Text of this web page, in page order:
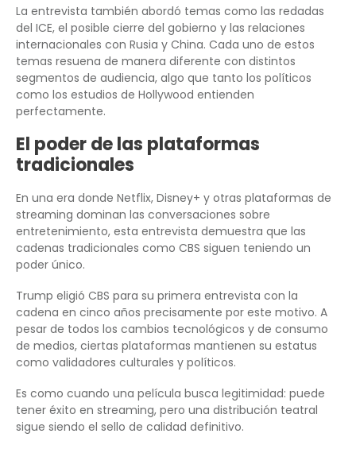
La entrevista también abordó temas como las redadas
del ICE, el posible cierre del gobierno y las relaciones
internacionales con Rusia y China. Cada uno de estos
temas resuena de manera diferente con distintos
segmentos de audiencia, algo que tanto los políticos
como los estudios de Hollywood entienden
perfectamente.
El poder de las plataformas
tradicionales
En una era donde Netflix, Disney+ y otras plataformas de
streaming dominan las conversaciones sobre
entretenimiento, esta entrevista demuestra que las
cadenas tradicionales como CBS siguen teniendo un
poder único.
Trump eligió CBS para su primera entrevista con la
cadena en cinco años precisamente por este motivo. A
pesar de todos los cambios tecnológicos y de consumo
de medios, ciertas plataformas mantienen su estatus
como validadores culturales y políticos.
Es como cuando una película busca legitimidad: puede
tener éxito en streaming, pero una distribución teatral
sigue siendo el sello de calidad definitivo.